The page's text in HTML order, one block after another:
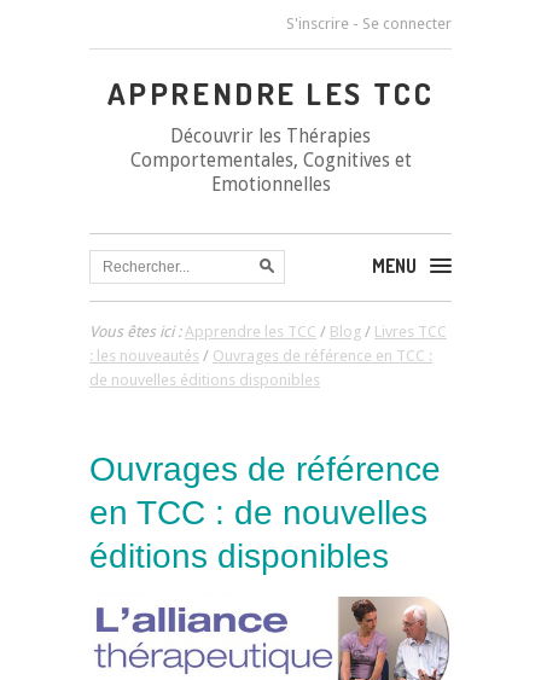
S'inscrire - Se connecter
APPRENDRE LES TCC
Découvrir les Thérapies
Comportementales, Cognitives et
Emotionnelles
MENU
Vous êtes ici :Apprendre les TCC / Blog / Livres TCC
: les nouveautés / Ouvrages de référence en TCC :
de nouvelles éditions disponibles
Ouvrages de référence
en TCC : de nouvelles
éditions disponibles